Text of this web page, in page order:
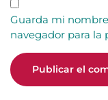
Guarda mi
navegador para la